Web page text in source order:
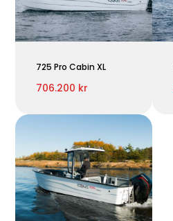
725 Pro Cabin XL
706.200 kr